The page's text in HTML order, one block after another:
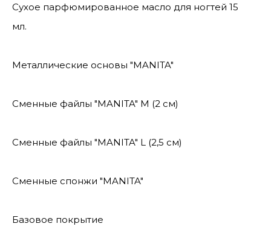
Сухое парфюмированное масло для ногтей 15
мл.
Металлические основы "MANITA"
Сменные файлы "MANITA" М (2 см)
Сменные файлы "MANITA" L (2,5 см)
Сменные спонжи "MANITA"
Базовое покрытие